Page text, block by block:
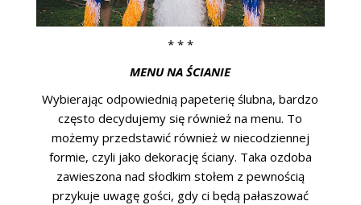
* * *
MENU NA ŚCIANIE
Wybierając odpowiednią papeterię ślubna, bardzo
często decydujemy się również na menu. To
możemy przedstawić również w niecodziennej
formie, czyli jako dekorację ściany. Taka ozdoba
zawieszona nad słodkim stołem z pewnością
przykuje uwagę gości, gdy ci będą pałaszować